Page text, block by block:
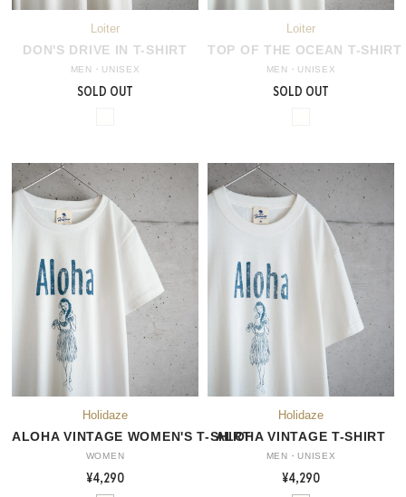
DON'S DRIVE IN T-SHIRT
MEN・UNISEX
SOLD OUT
TOP OF THE OCEAN T-SHIRT
MEN・UNISEX
SOLD OUT
ALOHA VINTAGE WOMEN'S T-SHIRT
WOMEN
¥4,290
ALOHA VINTAGE T-SHIRT
MEN・UNISEX
¥4,290